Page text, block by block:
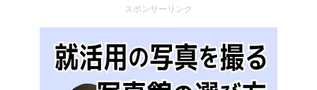
スポンサーリンク